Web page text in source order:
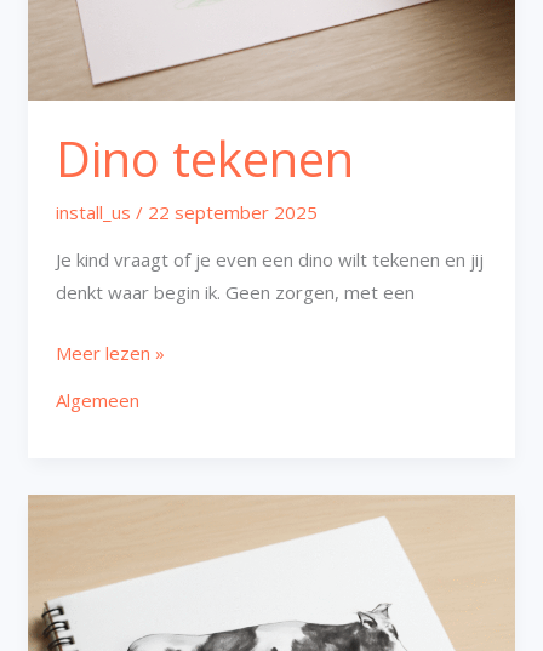
Dino tekenen
install_us / 22 september 2025
Je kind vraagt of je even een dino wilt tekenen en jij
denkt waar begin ik. Geen zorgen, met een
Meer lezen »
Algemeen